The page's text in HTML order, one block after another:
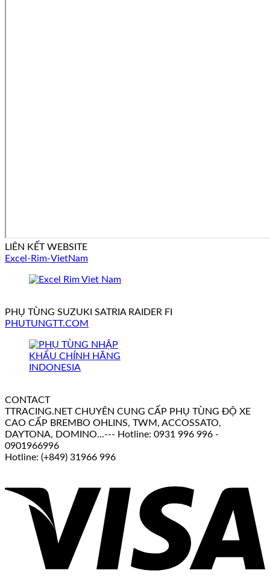
LIÊN KẾT WEBSITE
Excel-Rim-VietNam
PHỤ TÙNG SUZUKI SATRIA RAIDER FI
PHUTUNGTT.COM
CONTACT
TTRACING.NET CHUYÊN CUNG CẤP PHỤ TÙNG ĐỘ XE
CAO CẤP BREMBO OHLINS, TWM, ACCOSSATO,
DAYTONA, DOMINO...--- Hotline: 0931 996 996 -
0901966996
Hotline: (+849) 31966 996